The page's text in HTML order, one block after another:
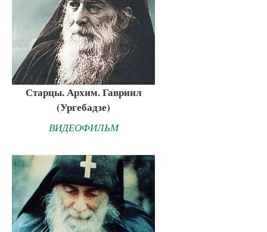
Старцы. Архим. Гавриил
(Ургебадзе)
ВИДЕОФИЛЬМ